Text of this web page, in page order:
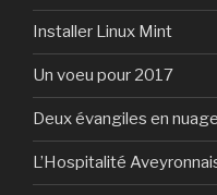
Installer Linux Mint
Un voeu pour 2017
Deux évangiles en
L’Hospitalité